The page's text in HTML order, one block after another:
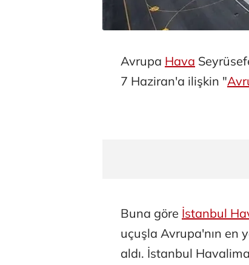
Avrupa Hava
7 Haziran'a ilişkin "
Buna göre İstanbul
uçuşla Avrupa'nın en
aldı. İstanbul